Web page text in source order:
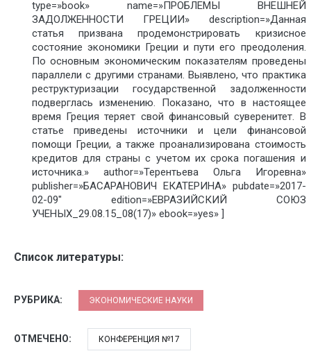
type=»book» name=»ПРОБЛЕМЫ ВНЕШНЕЙ
ЗАДОЛЖЕННОСТИ ГРЕЦИИ» description=»Данная
статья призвана продемонстрировать кризисное
состояние экономики Греции и пути его преодоления.
По основным экономическим показателям проведены
параллели с другими странами. Выявлено, что практика
реструктуризации государственной задолженности
подверглась изменению. Показано, что в настоящее
время Греция теряет свой финансовый суверенитет. В
статье приведены источники и цели финансовой
помощи Греции, а также проанализирована стоимость
кредитов для страны с учетом их срока погашения и
источника.» author=»Терентьева Ольга Игоревна»
publisher=»БАСАРАНОВИЧ ЕКАТЕРИНА» pubdate=»2017-
02-09″ edition=»ЕВРАЗИЙСКИЙ СОЮЗ
УЧЕНЫХ_29.08.15_08(17)» ebook=»yes» ]
Список литературы:
РУБРИКА: ЭКОНОМИЧЕСКИЕ НАУКИ
ОТМЕЧЕНО: КОНФЕРЕНЦИЯ №17